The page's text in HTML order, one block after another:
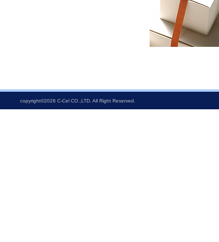
copyright©2026 C-Cel CO.,LTD. All Right Reserved.